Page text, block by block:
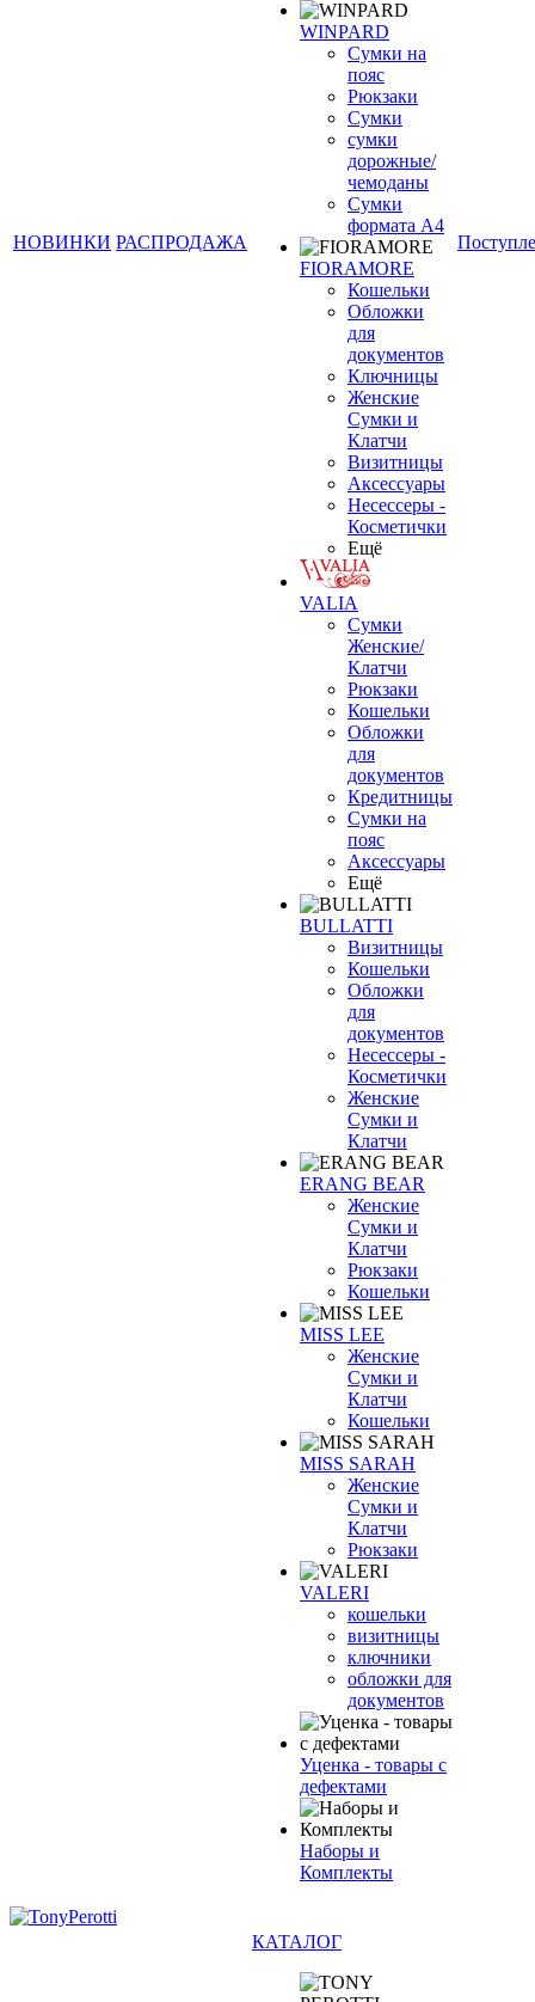
НОВИНКИ РАСПРОДАЖА
WINPARD
Сумки на
пояс
Рюкзаки
Сумки
сумки
дорожные/
чемоданы
Сумки
формата А4
FIORAMORE
Кошельки
Обложки
для
документов
Ключницы
Женские
Сумки и
Клатчи
Визитницы
Аксессуары
Несессеры -
Косметички
Ещё
VALIA
Сумки
Женские/
Клатчи
Рюкзаки
Кошельки
Обложки
для
документов
Кредитницы
Сумки на
пояс
Аксессуары
Ещё
BULLATTI
Визитницы
Кошельки
Обложки
для
документов
Несессеры -
Косметички
Женские
Сумки и
Клатчи
ERANG BEAR
Женские
Сумки и
Клатчи
Рюкзаки
Кошельки
MISS LEE
Женские
Сумки и
Клатчи
Кошельки
MISS SARAH
Женские
Сумки и
Клатчи
Рюкзаки
VALERI
кошельки
визитницы
ключники
обложки для
документов
Уценка - товары с
дефектами
Наборы и
Комплекты
КАТАЛОГ